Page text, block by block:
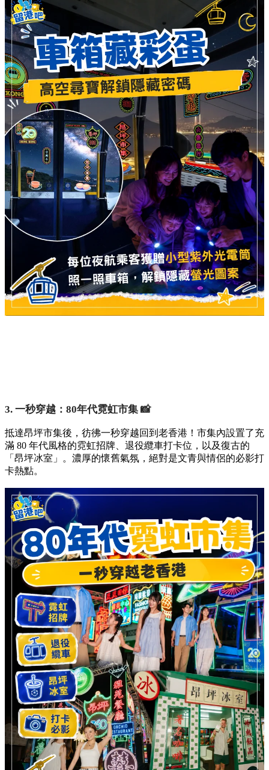
3. 一秒穿越：80年代霓虹市集 📸
抵達昂坪市集後，彷彿一秒穿越回到老香港！市集內設置了充
滿 80 年代風格的霓虹招牌、退役纜車打卡位，以及復古的
「昂坪冰室」。濃厚的懷舊氣氛，絕對是文青與情侶的必影打
卡熱點。